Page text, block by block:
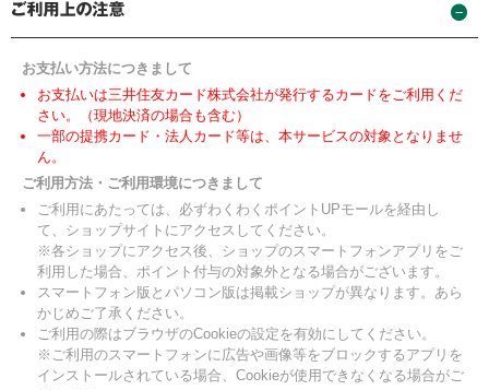
お支払い方法につきまして
お支払いは三井住友カード株式会社が発行するカードをご利用くだ
さい。（現地決済の場合も含む）
一部の提携カード・法人カード等は、本サービスの対象となりませ
ん。
ご利用方法・ご利用環境につきまして
ご利用にあたっては、必ずわくわくポイントUPモールを経由し
て、ショップサイトにアクセスしてください。
※各ショップにアクセス後、ショップのスマートフォンアプリをご
利用した場合、ポイント付与の対象外となる場合がございます。
スマートフォン版とパソコン版は掲載ショップが異なります。あら
かじめご了承ください。
ご利用の際はブラウザのCookieの設定を有効にしてください。
※ご利用のスマートフォンに広告や画像等をブロックするアプリを
インストールされている場合、Cookieが使用できなくなる場合がご